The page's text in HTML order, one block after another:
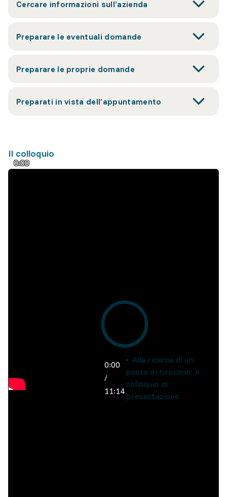
Cercare informazioni sull’azienda
Preparare le eventuali domande
Preparare le proprie domande
Preparati in vista dell’appuntamento
Il colloquio
0:00
0:00
/
11:14
Alla ricerca di un
posto di tirocinio: il
colloquio di
presentazione